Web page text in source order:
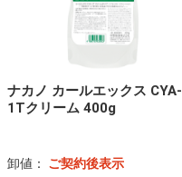
ナカノ カールエックス CYA-
1Tクリーム 400g
卸値： ご契約後表示